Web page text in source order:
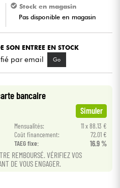
marques
Stock en magasin
Pas disponible en magasin
SON ENTREE EN STOCK
par email Go
bancaire
Simuler
Mensualités:
11 x 88.13 €
Coût financement:
72.01 €
TAEG fixe: 16.9 %
REMBOURSÉ. VÉRIFIEZ VOS
DE VOUS ENGAGER.